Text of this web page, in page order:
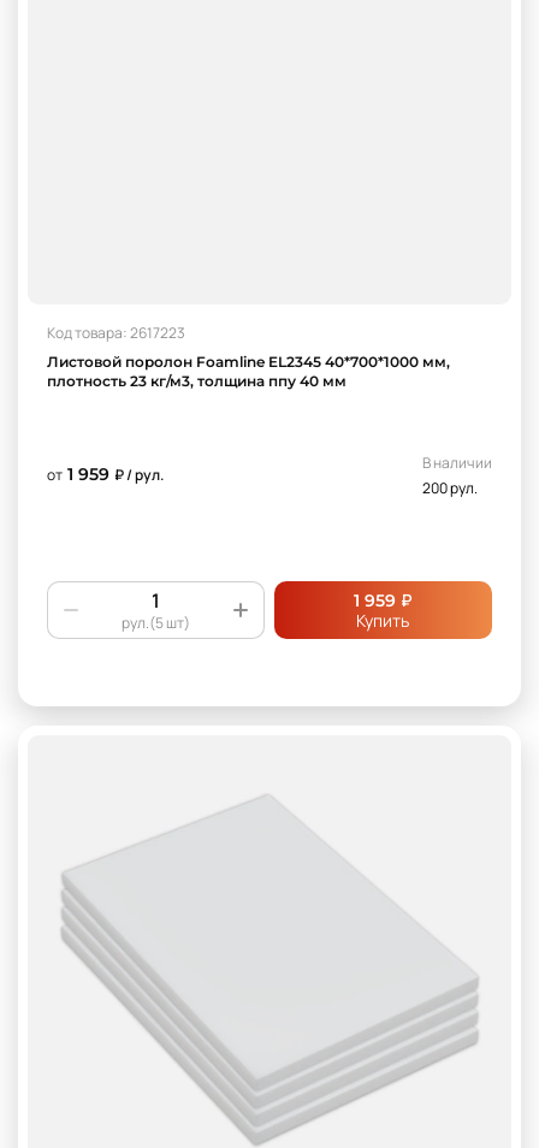
Код товара: 2617223
Листовой поролон Foamline EL2345 40*700*1000 мм,
плотность 23 кг/м3, толщина ппу 40 мм
от 1 959 ₽ / рул.
В наличии
200 рул.
рул.(5 шт)
1 959 ₽
Купить